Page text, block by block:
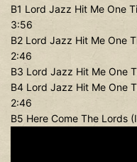
B1 Lord Jazz Hit Me One
3:56
B2 Lord Jazz Hit Me One
2:46
B3 Lord Jazz Hit Me One
B4 Lord Jazz Hit Me One
2:46
B5 Here Come The Lords